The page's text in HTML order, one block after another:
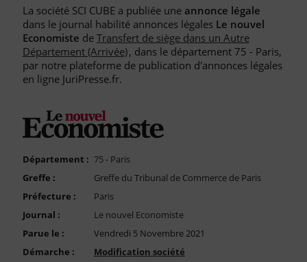
Liste des Greffes
Liste des CCI
Le Blog pour les Entreprises
Nous Contacter
Compte PRO
La société SCI CUBE a publiée une annonce légale
dans le journal habilité annonces légales Le nouvel
Economiste deTransfert de siège dans un Autre
Département (Arrivée), dans le département 75 - Paris,
par notre plateforme de publication d'annonces légales
en ligne JuriPresse.fr.
Département : 75 - Paris
Greffe :
Greffe du Tribunal de Commerce de Paris
Préfecture :
Paris
Journal :
Le nouvel Economiste
Parue le :
Vendredi 5 Novembre 2021
Démarche :
Modification société